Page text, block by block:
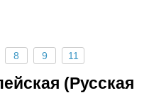
8 9 11
(Русская